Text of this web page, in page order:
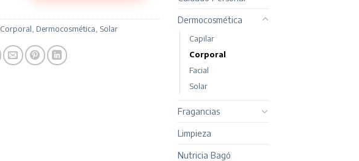
$20762.$16609.
Corporal Dermocosmética Solar
Dermocosmética
Capilar
Corporal
Facial
Solar
Fragancias
Limpieza
Nutricia Bagó